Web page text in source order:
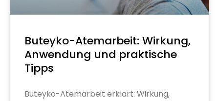
Buteyko-Atemarbeit: Wirkung,
Anwendung und praktische
Tipps
Buteyko-Atemarbeit erklärt: Wirkung,